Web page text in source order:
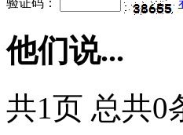
10人以上